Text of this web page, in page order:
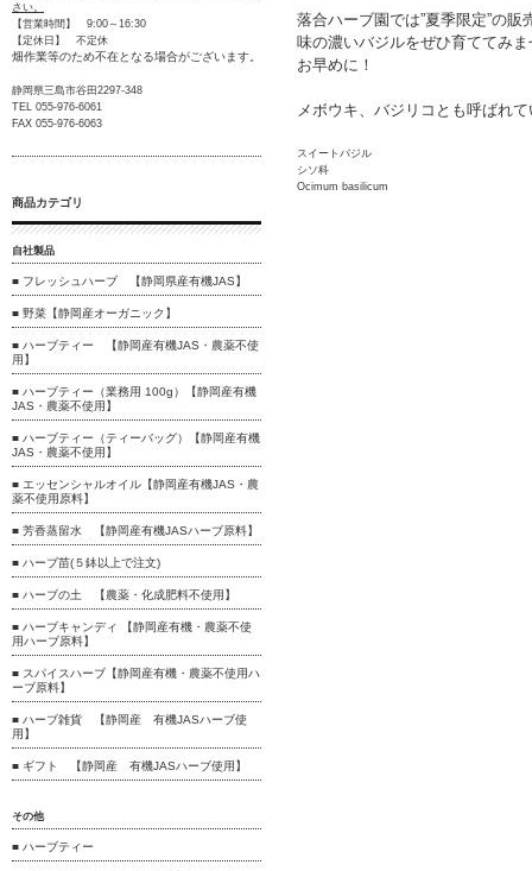
落合ハーブ園では”夏季限定”の販
味の濃いバジルをぜひ育ててみ
お早めに！
メボウキ、バジリコとも呼ばれ
スイートバジル
シソ科
Ocimum basilicum
さい。
【営業時間】 9:00～16:30
【定休日】 不定休
畑作業等のため不在となる場合がございます。
静岡県三島市谷田2297-348
TEL 055-976-6061
FAX 055-976-6063
商品カテゴリ
自社製品
■ フレッシュハーブ 【静岡県産有機JAS】
■ 野菜【静岡産オーガニック】
■ ハーブティー 【静岡産有機JAS・農薬不使
用】
■ ハーブティー（業務用 100g）【静岡産有機
JAS・農薬不使用】
■ ハーブティー（ティーバッグ）【静岡産有機
JAS・農薬不使用】
■ エッセンシャルオイル【静岡産有機JAS・農
薬不使用原料】
■ 芳香蒸留水 【静岡産有機JASハーブ原料】
■ ハーブ苗(５鉢以上で注文)
■ ハーブの土 【農薬・化成肥料不使用】
■ ハーブキャンディ 【静岡産有機・農薬不使
用ハーブ原料】
■ スパイスハーブ【静岡産有機・農薬不使用ハ
ーブ原料】
■ ハーブ雑貨 【静岡産 有機JASハーブ使
用】
■ ギフト 【静岡産 有機JASハーブ使用】
その他
■ ハーブティー